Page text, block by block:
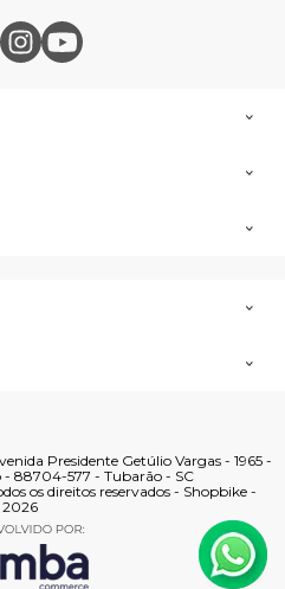
Presidente Getúlio Vargas - 1965 -
- 88704-577 - Tubarão - SC
os direitos reservados - Shopbike -
2026